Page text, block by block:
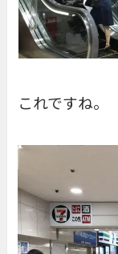
これですね。